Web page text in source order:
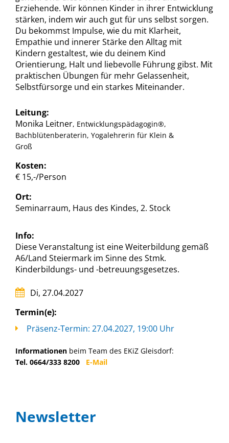
Newsletter
Erziehende. Wir können Kinder in ihrer Entwicklung
stärken, indem wir auch gut für uns selbst sorgen.
Du bekommst Impulse, wie du mit Klarheit,
Empathie und innerer Stärke den Alltag mit
Kindern gestaltest, wie du deinem Kind
Orientierung, Halt und liebevolle Führung gibst. Mit
praktischen Übungen für mehr Gelassenheit,
Selbstfürsorge und ein starkes Miteinander.
Leitung:
Monika Leitner, Entwicklungspädagogin®,
Bachblütenberaterin, Yogalehrerin für Klein &
Groß
Kosten:
€ 15,-/Person
Ort:
Seminarraum, Haus des Kindes, 2. Stock
Info:
Diese Veranstaltung ist eine Weiterbildung gemäß
A6/Land Steiermark im Sinne des Stmk.
Kinderbildungs- und -betreuungsgesetzes.
Di, 27.04.2027
Termin(e):
Präsenz-Termin: 27.04.2027, 19:00 Uhr
Informationen beim Team des EKiZ Gleisdorf:
Tel. 0664/333 8200 E-Mail